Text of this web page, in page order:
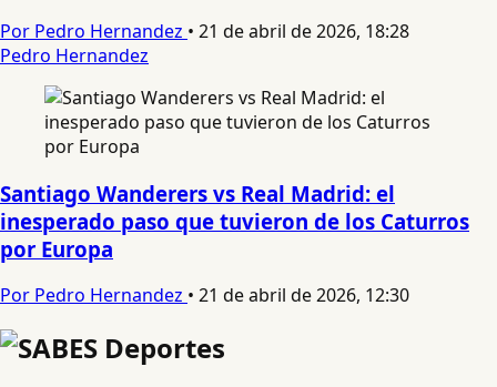
Por Pedro Hernandez • 21 de abril de 2026, 18:28
Pedro Hernandez
Santiago Wanderers vs Real Madrid: el
inesperado paso que tuvieron de los Caturros
por Europa
Por Pedro Hernandez • 21 de abril de 2026, 12:30